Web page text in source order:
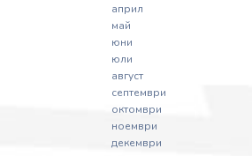
април
май
юни
юли
август
септември
октомври
ноември
декември